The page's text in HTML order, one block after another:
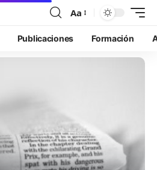
Aa
Publicaciones Formación